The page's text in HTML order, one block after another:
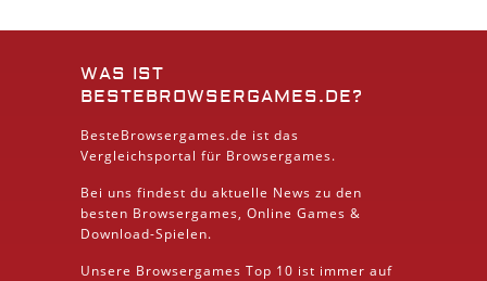
WAS IST
BESTEBROWSERGAMES.DE?
BesteBrowsergames.de ist das
Vergleichsportal für Browsergames.
Bei uns findest du aktuelle News zu den
besten Browsergames, Online Games &
Download-Spielen.
Unsere Browsergames Top 10 ist immer auf